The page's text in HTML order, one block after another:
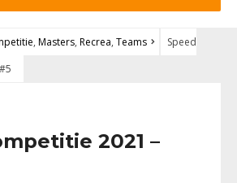
, Masters, Recrea, Teams
Speed
2021 –